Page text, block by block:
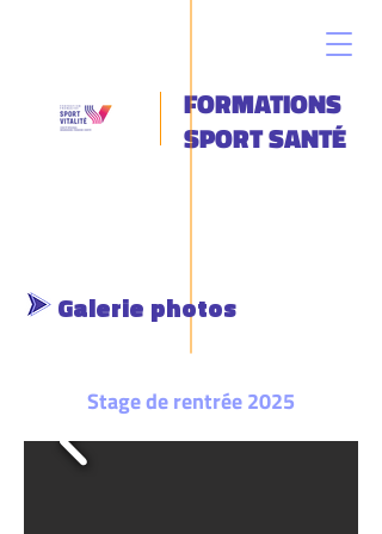
FORMATIONS
SPORT SANTÉ
Galerie photos
Stage de rentrée 2025